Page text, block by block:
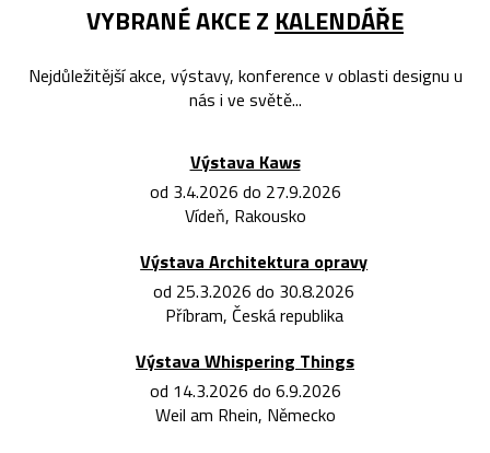
VYBRANÉ AKCE Z KALENDÁŘE
Nejdůležitější akce, výstavy, konference v oblasti designu u
nás i ve světě...
Výstava Kaws
od 3.4.2026 do 27.9.2026
Vídeň, Rakousko
Výstava Architektura opravy
od 25.3.2026 do 30.8.2026
Příbram, Česká republika
Výstava Whispering Things
od 14.3.2026 do 6.9.2026
Weil am Rhein, Německo